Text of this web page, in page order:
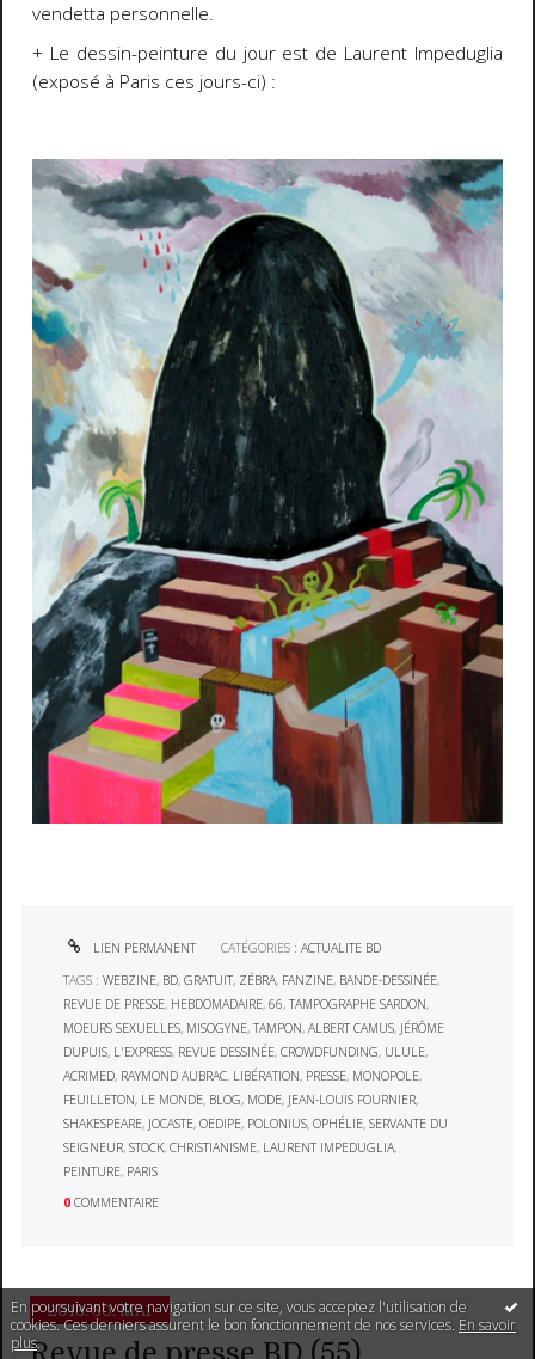
En poursuivant votre navigation sur ce site, vous acceptez l'utilisation de
cookies. Ces derniers assurent le bon fonctionnement de nos services. En savoir
plus.
vendetta personnelle.
+ Le dessin-peinture du jour est de Laurent Impeduglia
(exposé à Paris ces jours-ci) :
LIEN PERMANENT CATÉGORIES :ACTUALITE BD
TAGS :WEBZINE, BD,GRATUIT, ZÉBRA, FANZINE, BANDE-DESSINÉE,
REVUE DE PRESSE, HEBDOMADAIRE,66,TAMPOGRAPHE SARDON,
MOEURS SEXUELLES, MISOGYNE,TAMPON,ALBERT CAMUS, JÉRÔME
DUPUIS, L'EXPRESS, REVUE DESSINÉE,CROWDFUNDING, ULULE,
ACRIMED, RAYMOND AUBRAC, LIBÉRATION, PRESSE, MONOPOLE,
FEUILLETON, LE MONDE, BLOG, MODE, JEAN-LOUIS FOURNIER,
SHAKESPEARE, JOCASTE,OEDIPE, POLONIUS,OPHÉLIE,SERVANTE DU
SEIGNEUR,STOCK,CHRISTIANISME, LAURENT IMPEDUGLIA,
PEINTURE, PARIS
0 COMMENTAIRE
2013. 30. MAI